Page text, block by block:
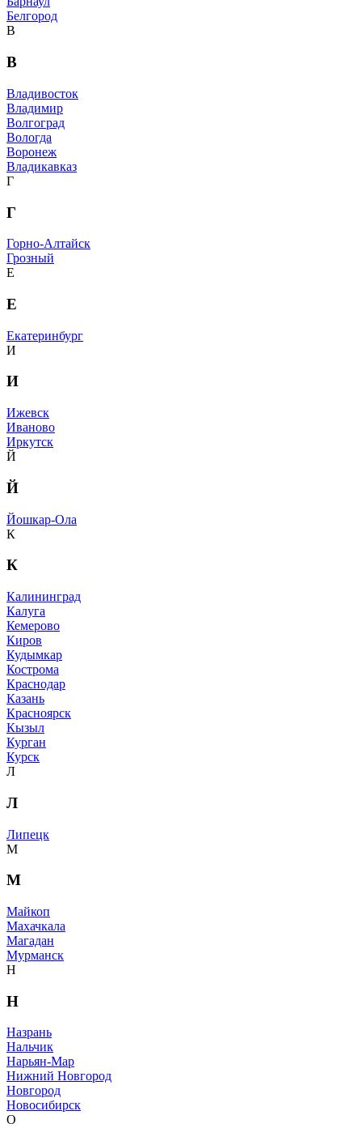
Белгород
В
В
Владивосток
Владимир
Волгоград
Вологда
Воронеж
Владикавказ
Г
Г
Горно-Алтайск
Грозный
Е
Е
Екатеринбург
И
И
Ижевск
Иваново
Иркутск
Й
Й
Йошкар-Ола
К
К
Калининград
Калуга
Кемерово
Киров
Кудымкар
Кострома
Краснодар
Казань
Красноярск
Кызыл
Курган
Курск
Л
Л
Липецк
М
М
Майкоп
Махачкала
Магадан
Мурманск
Н
Н
Назрань
Нальчик
Нарьян-Мар
Нижний Новгород
Новгород
Новосибирск
О